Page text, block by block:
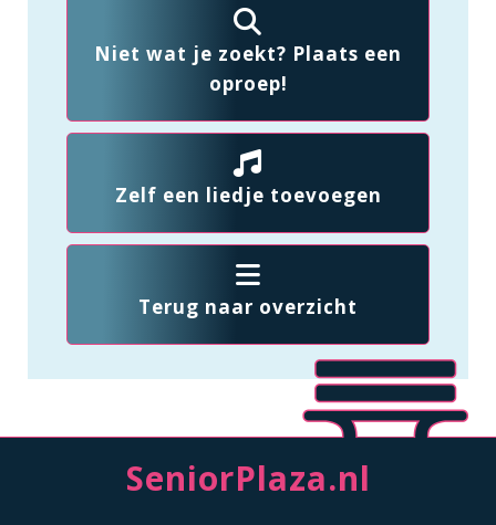
Niet wat je zoekt? Plaats een
oproep!
Zelf een liedje toevoegen
Terug naar overzicht
SeniorPlaza.nl